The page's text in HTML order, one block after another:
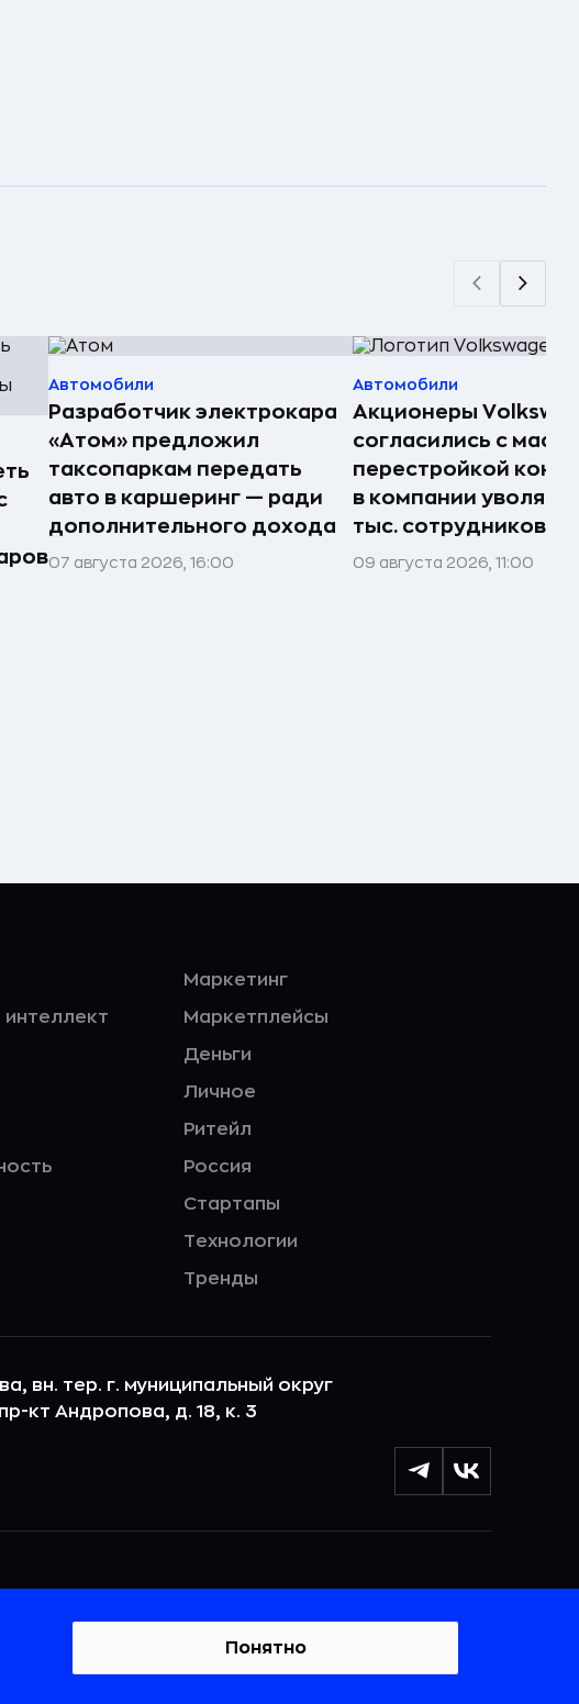
Автомобили
Разработчик электрокара
«Атом» предложил
таксопаркам передать
авто в каршеринг — ради
дополнительного дохода
07 августа 2026, 16:00
Автомобили
Акционеры
согласились с
перестройкой
в компании уволят
тыс. сотрудников
09 августа 2026, 11:00
интеллект
Маркетинг
Маркетплейсы
Деньги
Личное
Ритейл
Россия
Стартапы
Технологии
Тренды
вн. тер. г. муниципальный округ
кт Андропова, д. 18, к. 3
веб-сайтом. Если вы не хотите, чтобы ваши
обрабатывались, пожалуйста, ограничьте их использование в
Понятно